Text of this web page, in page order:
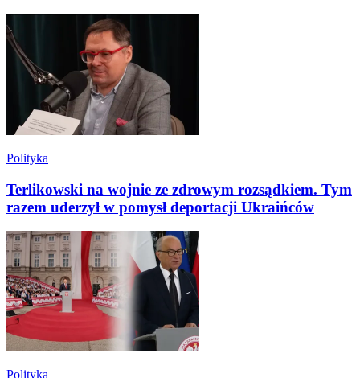
Polityka
Terlikowski na wojnie ze zdrowym rozsądkiem. Tym
razem uderzył w pomysł deportacji Ukraińców
Polityka